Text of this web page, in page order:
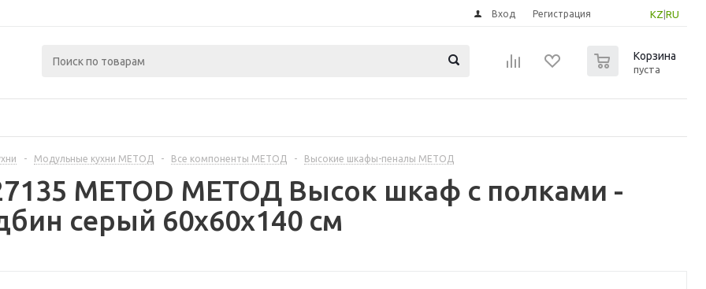
KZ RU
Вход Регистрация
Корзина
пуста
- Модульные кухни МЕТОД - Все компоненты МЕТОД - Высокие шкафы-пеналы МЕТОД
METOD МЕТОД Высок шкаф с полками -
серый 60x60x140 см